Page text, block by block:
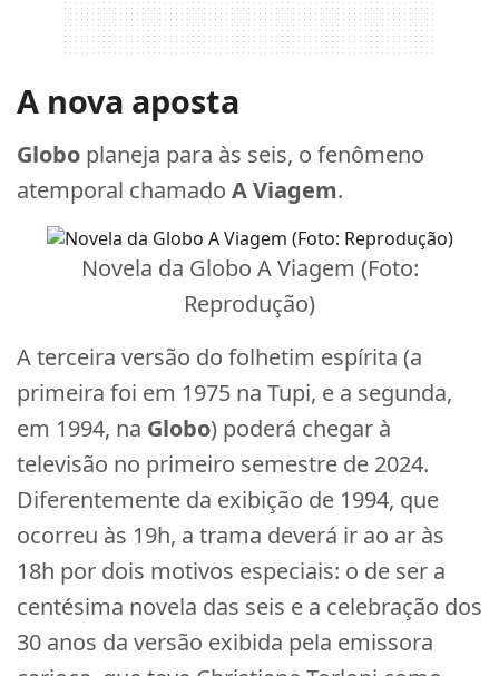
A nova aposta
Globo planeja para às seis, o fenômeno
atemporal chamado A Viagem.
Novela da Globo A Viagem (Foto:
Reprodução)
A terceira versão do folhetim espírita (a
primeira foi em 1975 na Tupi, e a segunda,
em 1994, na Globo) poderá chegar à
televisão no primeiro semestre de 2024.
Diferentemente da exibição de 1994, que
ocorreu às 19h, a trama deverá ir ao ar às
18h por dois motivos especiais: o de ser a
centésima novela das seis e a celebração dos
30 anos da versão exibida pela emissora